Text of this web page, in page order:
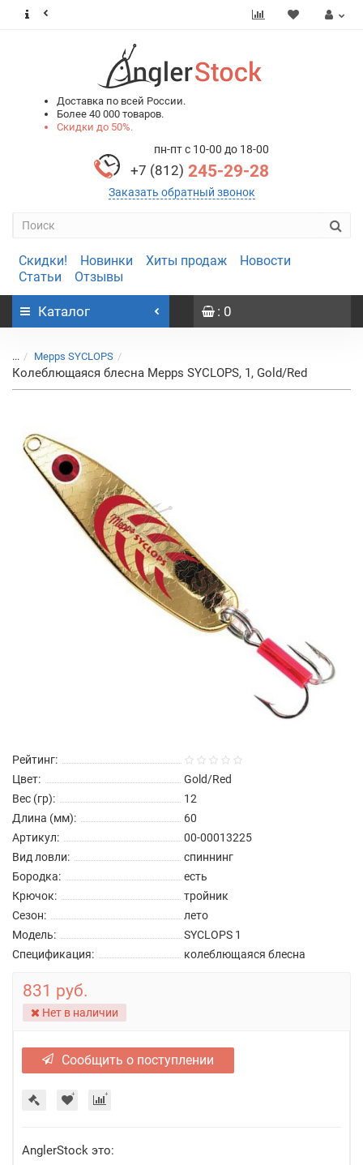
Доставка по всей России.
Более 40 000 товаров.
Скидки до 50%.
пн-пт с 10-00 до 18-00
+7 (812) 245-29-28
Заказать обратный звонок
Скидки! Новинки Хиты продаж
Новости
Статьи
Отзывы
Каталог : 0
... Mepps SYCLOPS
Колеблющаяся блесна Mepps SYCLOPS, 1, Gold/Red
Рейтинг:
Цвет:
Gold/Red
Вес (гр):
12
Длина (мм):
60
Артикул:
00-00013225
Вид ловли:
спиннинг
Бородка:
есть
Крючок:
тройник
Сезон:
лето
Модель:
SYCLOPS 1
Спецификация:
колеблющаяся блесна
831 руб.
Нет в наличии
Сообщить о поступлении
AnglerStock это: